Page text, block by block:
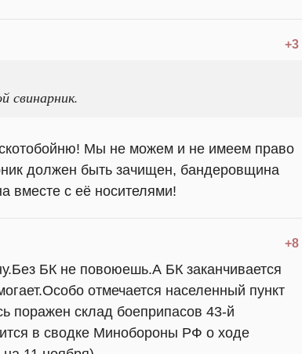
+3
свинарник.
Мы не можем и не имеем право
должен быть зачищен, бандеровщина
вместе с её носителями!
+8
БК не повоюешь.А БК заканчивается
отмечается населенный пункт
поражен склад боеприпасов 43-й
в сводке Минобороны РФ о ходе